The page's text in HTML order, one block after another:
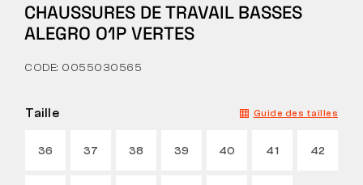
À PROPOS DE NOUS
CHAUSSURES DE TRAVAIL BASSES
ALEGRO O1P VERTES
CODE: 0055030565
Taille Guide des tailles
36 37 38 39 40 41 42